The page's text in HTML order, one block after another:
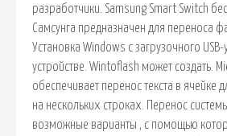
разработчики. Samsung Smart Switch
Самсунга предназначен для переноса
Установка Windows с загрузочного
устройстве. Wintoflash может создать.
обеспечивает перенос текста в ячейке
на нескольких строках. Перенос
возможные варианты , с помощью